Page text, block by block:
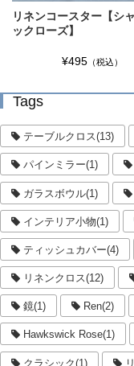
リネンコースター【シ
ックローズ】
¥495 （税込）
Tags
テーブルクロス(13)
パインミラー(1)
ガラスボウル(1)
インテリア小物(1)
ティッシュカバー(4)
リネンクロス(12)
鏡(1) Ren(2)
Hawkswick Rose(1)
クラシック(1)